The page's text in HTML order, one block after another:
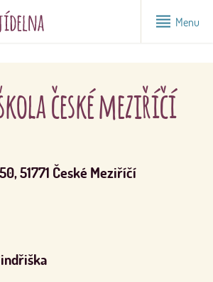
Menu
české meziříčí
51771 České Meziříčí